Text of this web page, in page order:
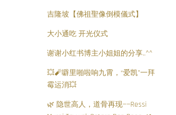
吉隆坡【佛祖聖像倒模儀式】
大小通吃 开光仪式
谢谢小红书博主小姐姐的分享..^^
💥🧨噼里啪啦响九霄，“爱凯”一拜
霉运消💥
🌿 隐世高人，道骨再现——Ressi